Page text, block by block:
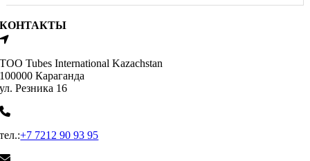
КОНТАКТЫ
ТОО Tubes International Kazachstan
100000 Караганда
ул. Резника 16
тел.:+7 7212 90 93 95